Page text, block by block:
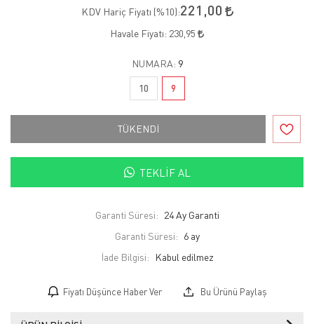
KDV Hariç Fiyatı (%10):221,00
Havale Fiyatı: 230,95
NUMARA: 9
10 9
TÜKENDİ
TEKLIF AL
Garanti Süresi: 24 Ay Garanti
Garanti Süresi: 6 ay
İade Bilgisi:
Fiyatı Düşünce Haber Ver Bu Ürünü Paylaş